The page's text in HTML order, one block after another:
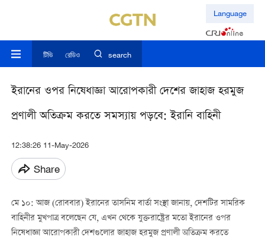
Language
টিভি রেডিও search
ইরানের ওপর নিষেধাজ্ঞা আরোপকারী দেশের জাহাজ হরমুজ
প্রণালী অতিক্রম করতে সমস্যায় পড়বে: ইরানি বাহিনী
12:38:26 11-May-2026
Share
মে ১০: আজ (রোববার) ইরানের তাসনিম বার্তা সংস্থা জানায়, দেশটির সামরিক
বাহিনীর মুখপাত্র বলেছেন যে, এখন থেকে যুক্তরাষ্ট্রের মতো ইরানের ওপর
নিষেধাজ্ঞা আরোপকারী দেশগুলোর জাহাজ হরমুজ প্রণালী অতিক্রম করতে